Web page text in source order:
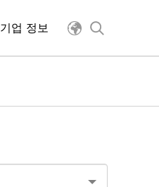
기업 정보